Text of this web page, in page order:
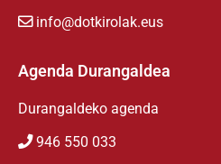
info@dotkirolak.eus
Agenda Durangaldea
Durangaldeko agenda
946 550 033